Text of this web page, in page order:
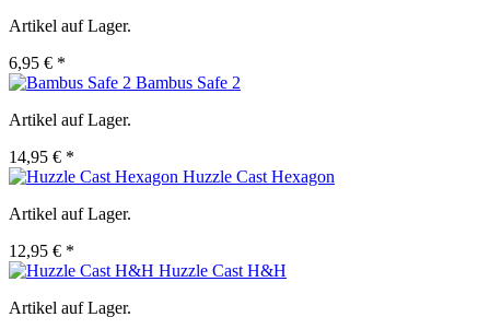
Artikel auf Lager.
6,95 € *
Bambus Safe 2
Artikel auf Lager.
14,95 € *
Huzzle Cast Hexagon
Artikel auf Lager.
12,95 € *
Huzzle Cast H&H
Artikel auf Lager.